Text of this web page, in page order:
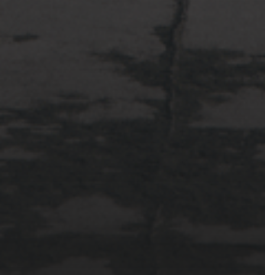
多摩川台公園と大恋愛